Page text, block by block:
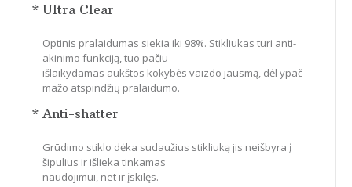
* Ultra Clear
Optinis pralaidumas siekia iki 98%. Stikliukas turi anti-
akinimo funkciją, tuo pačiu
išlaikydamas aukštos kokybės vaizdo jausmą, dėl ypač
mažo atspindžių pralaidumo.
* Anti-shatter
Grūdimo stiklo dėka sudaužius stikliuką jis neišbyra į
šipulius ir išlieka tinkamas
naudojimui, net ir įskilęs.